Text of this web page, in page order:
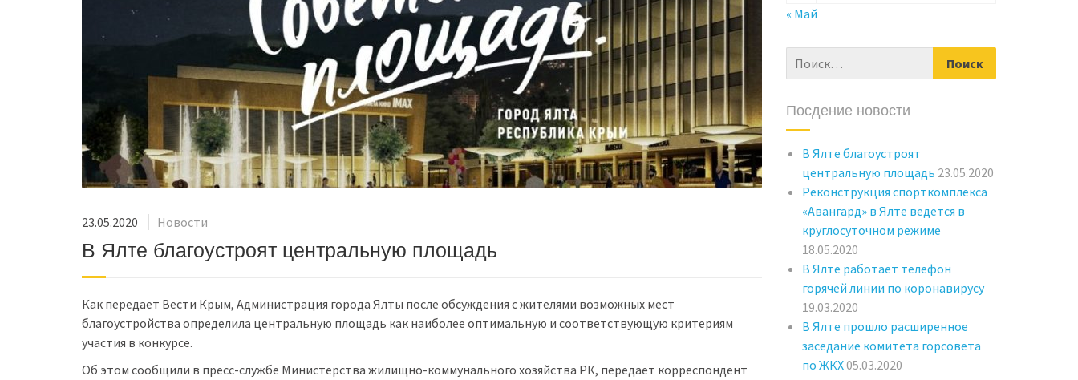
23.05.2020 Новости
В Ялте благоустроят центральную площадь
Как передает Вести Крым, Администрация города Ялты после обсуждения с жителями возможных мест
благоустройства определила центральную площадь как наиболее оптимальную и соответствующую критериям
участия в конкурсе.
Об этом сообщили в пресс-службе Министерства жилищно-коммунального хозяйства РК, передает корреспондент
« Май
Посдение новости
В Ялте благоустроят
центральную площадь 23.05.2020
Реконструкция спорткомплекса
«Авангард» в Ялте ведется в
круглосуточном режиме
18.05.2020
В Ялте работает телефон
горячей линии по коронавирусу
19.03.2020
В Ялте прошло расширенное
заседание комитета горсовета
по ЖКХ05.03.2020